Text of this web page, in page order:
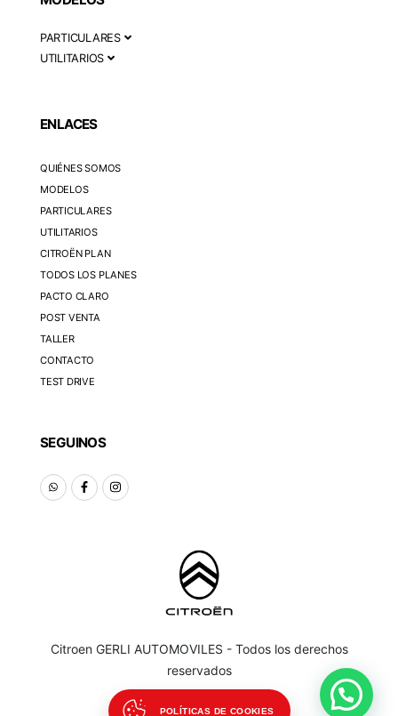
PARTICULARES
UTILITARIOS
ENLACES
QUIÉNES SOMOS
MODELOS
PARTICULARES
UTILITARIOS
CITROËN PLAN
TODOS LOS PLANES
PACTO CLARO
POST VENTA
TALLER
CONTACTO
TEST DRIVE
SEGUINOS
Citroen GERLI AUTOMOVILES - Todos los derechos
reservados
POLÍTICAS DE COOKIES